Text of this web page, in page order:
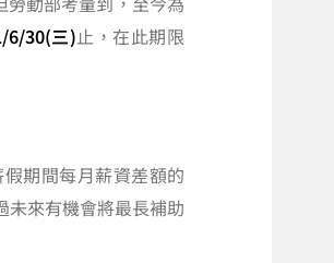
6/30(三)止，在此期限
期間每月薪資差額的
未來有機會將最長補助